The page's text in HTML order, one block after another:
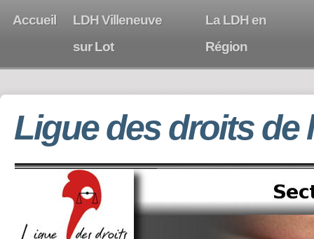
Accueil
LDH Villeneuve
sur Lot
La LDH en
Région
Ligue des droits de